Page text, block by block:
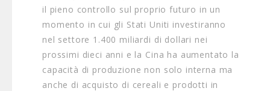
il pieno controllo sul proprio futuro in un
momento in cui gli Stati Uniti investiranno
nel settore 1.400 miliardi di dollari nei
prossimi dieci anni e la Cina ha aumentato la
capacità di produzione non solo interna ma
anche di acquisto di cereali e prodotti in